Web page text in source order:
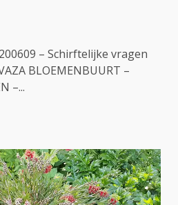
– Schirftelijke vragen
BLOEMENBUURT –
–...